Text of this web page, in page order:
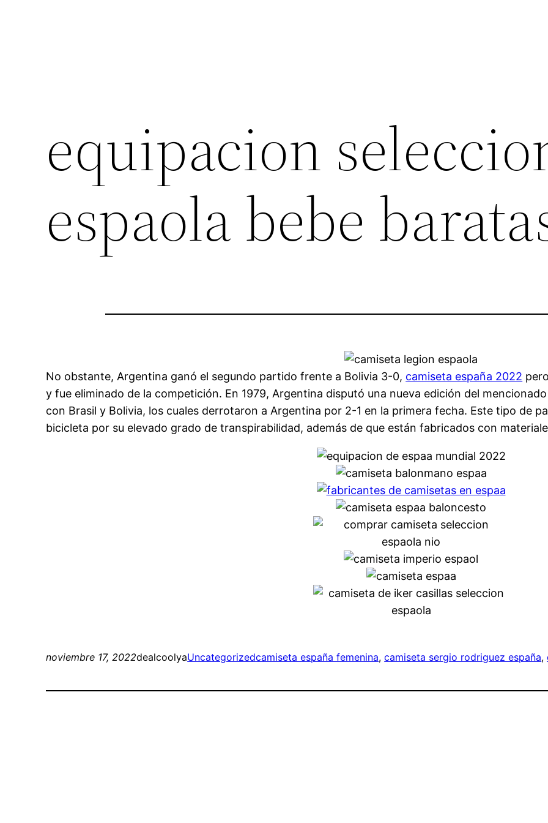
equipacion
espaola bebe
No obstante, Argentina ganó el segundo partido frente a Bolivia 3-0, camiseta españa 2022
y fue eliminado de la competición. En 1979, Argentina disputó una nueva edición del
con Brasil y Bolivia, los cuales derrotaron a Argentina por 2-1 en la primera fecha. Este tipo de
bicicleta por su elevado grado de transpirabilidad, además de que están fabricados con
noviembre 17, 2022dealcoolyaUncategorizedcamiseta españa femenina, camiseta sergio rodriguez españa,